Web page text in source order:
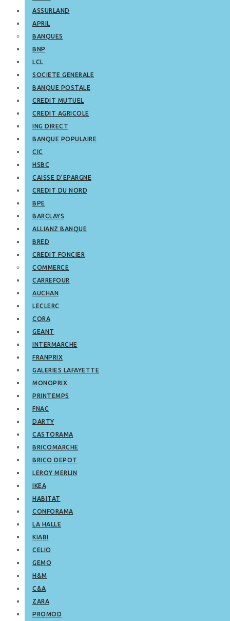
ASSURLAND
APRIL
BANQUES
BNP
LCL
SOCIETE GENERALE
BANQUE POSTALE
CREDIT MUTUEL
CREDIT AGRICOLE
ING DIRECT
BANQUE POPULAIRE
CIC
HSBC
CAISSE D’EPARGNE
CREDIT DU NORD
BPE
BARCLAYS
ALLIANZ BANQUE
BRED
CREDIT FONCIER
COMMERCE
CARREFOUR
AUCHAN
LECLERC
CORA
GEANT
INTERMARCHE
FRANPRIX
GALERIES LAFAYETTE
MONOPRIX
PRINTEMPS
FNAC
DARTY
CASTORAMA
BRICOMARCHE
BRICO DEPOT
LEROY MERLIN
IKEA
HABITAT
CONFORAMA
LA HALLE
KIABI
CELIO
GEMO
H&M
C&A
ZARA
PROMOD